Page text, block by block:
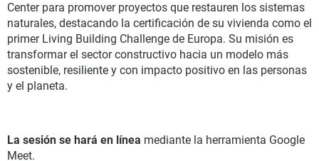
Center para promover proyectos que restauren los sistemas
naturales, destacando la certificación de su vivienda como el
primer Living Building Challenge de Europa. Su misión es
transformar el sector constructivo hacia un modelo más
sostenible, resiliente y con impacto positivo en las personas
y el planeta.
La sesión se hará en línea mediante la herramienta Google
Meet.